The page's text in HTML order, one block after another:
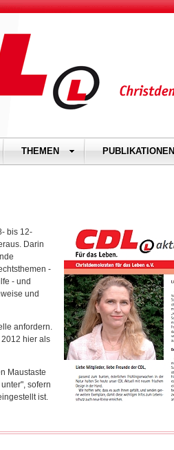
THEMEN PUBLIKATIONEN
bis 12-
Darin
-
- und
und
anfordern.
hier als
Maustaste
sofern
ist.